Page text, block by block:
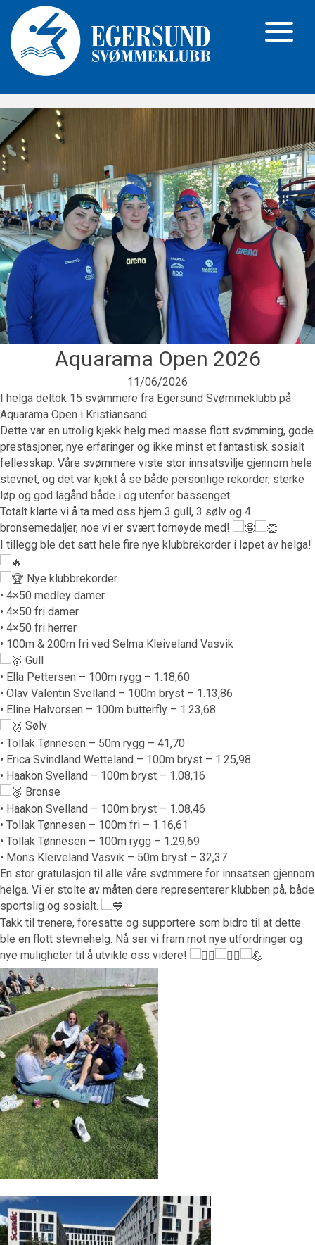
Aquarama Open 2026
11/06/2026
I helga deltok 15 svømmere fra Egersund Svømmeklubb på
Aquarama Open i Kristiansand.
Dette var en utrolig kjekk helg med masse flott svømming, gode
prestasjoner, nye erfaringer og ikke minst et fantastisk sosialt
fellesskap. Våre svømmere viste stor innsatsvilje gjennom hele
stevnet, og det var kjekt å se både personlige rekorder, sterke
løp og god lagånd både i og utenfor bassenget.
Totalt klarte vi å ta med oss hjem 3 gull, 3 sølv og 4
bronsemedaljer, noe vi er svært fornøyde med!
I tillegg ble det satt hele fire nye klubbrekorder i løpet av helga!
Nye klubbrekorder
• 4×50 medley damer
• 4×50 fri damer
• 4×50 fri herrer
• 100m & 200m fri ved Selma Kleiveland Vasvik
Gull
• Ella Pettersen – 100m rygg – 1.18,60
• Olav Valentin Svelland – 100m bryst – 1.13,86
• Eline Halvorsen – 100m butterfly – 1.23,68
Sølv
• Tollak Tønnesen – 50m rygg – 41,70
• Erica Svindland Wetteland – 100m bryst – 1.25,98
• Haakon Svelland – 100m bryst – 1.08,16
Bronse
• Haakon Svelland – 100m bryst – 1.08,46
• Tollak Tønnesen – 100m fri – 1.16,61
• Tollak Tønnesen – 100m rygg – 1.29,69
• Mons Kleiveland Vasvik – 50m bryst – 32,37
En stor gratulasjon til alle våre svømmere for innsatsen gjennom
helga. Vi er stolte av måten dere representerer klubben på, både
sportslig og sosialt.
Takk til trenere, foresatte og supportere som bidro til at dette
ble en flott stevnehelg. Nå ser vi fram mot nye utfordringer og
nye muligheter til å utvikle oss videre!